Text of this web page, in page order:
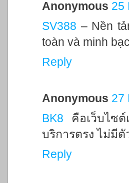
Anonymous 25
SV388 – Nền
toàn và minh
Reply
Anonymous 27
BK8 คือเว็บไซต์
บริการตรง ไม่มี
Reply